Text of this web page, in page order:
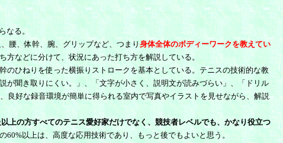
なる。
腰、体幹、腕、グリップなど、つまり身体全体のボディーワークを教えてい
などに分けて、状況にあった打ち方を解説している。
ひねりを使った横振りストロークを基本としている。テニスの技術的な教
聞き取りにくい。」、「文字が小さく、説明文が読みづらい」、「ドリル
良好な録音環境が簡単に得られる室内で写真やイラストを見せながら、解説
上の方すべてのテニス愛好家だけでなく、競技者レベルでも、かなり役立つ
以上は、高度な応用技術であり、もっと後でもよいと思う。